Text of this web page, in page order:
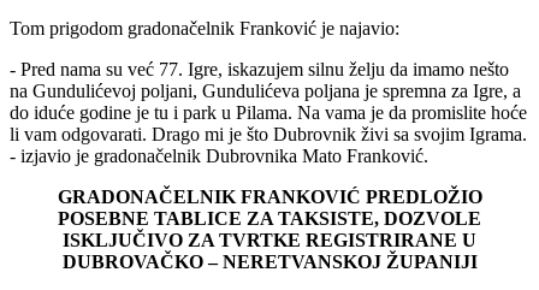
Tom prigodom gradonačelnik Franković je najavio:
- Pred nama su već 77. Igre, iskazujem silnu želju da imamo nešto
na Gundulićevoj poljani, Gundulićeva poljana je spremna za Igre, a
do iduće godine je tu i park u Pilama. Na vama je da promislite hoće
li vam odgovarati. Drago mi je što Dubrovnik živi sa svojim Igrama.
- izjavio je gradonačelnik Dubrovnika Mato Franković.
GRADONAČELNIK FRANKOVIĆ PREDLOŽIO
POSEBNE TABLICE ZA TAKSISTE, DOZVOLE
ISKLJUČIVO ZA TVRTKE REGISTRIRANE U
DUBROVAČKO– NERETVANSKOJ ŽUPANIJI